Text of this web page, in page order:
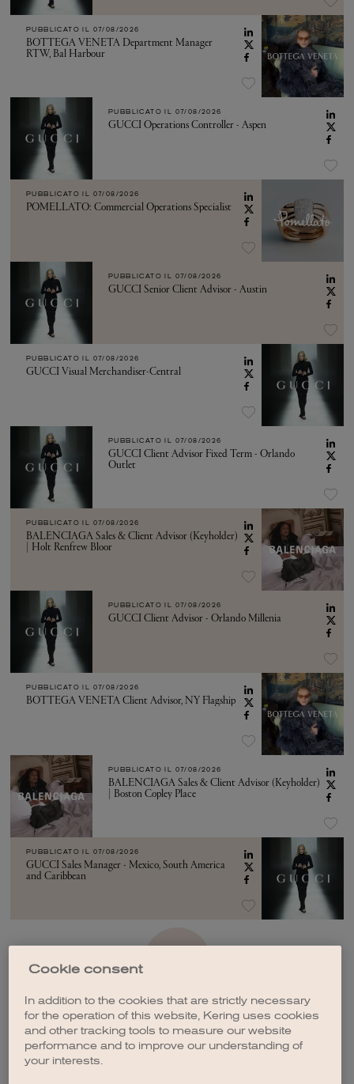
PUBBLICATO IL 07/08/2026
BOTTEGA VENETA Department Manager
RTW, Bal Harbour
PUBBLICATO IL 07/08/2026
GUCCI Operations Controller - Aspen
PUBBLICATO IL 07/08/2026
POMELLATO: Commercial Operations Specialist
PUBBLICATO IL 07/08/2026
GUCCI Senior Client Advisor - Austin
PUBBLICATO IL 07/08/2026
GUCCI Visual Merchandiser-Central
PUBBLICATO IL 07/08/2026
GUCCI Client Advisor Fixed Term - Orlando
Outlet
PUBBLICATO IL 07/08/2026
BALENCIAGA Sales & Client Advisor (Keyholder)
| Holt Renfrew Bloor
PUBBLICATO IL 07/08/2026
GUCCI Client Advisor - Orlando Millenia
PUBBLICATO IL 07/08/2026
BOTTEGA VENETA Client Advisor, NY Flagship
PUBBLICATO IL 07/08/2026
BALENCIAGA Sales & Client Advisor (Keyholder)
| Boston Copley Place
PUBBLICATO IL 07/08/2026
GUCCI Sales Manager - Mexico, South America
and Caribbean
Cookie consent
In addition to the cookies that are strictly necessary
for the operation of this website, Kering uses cookies
and other tracking tools to measure our website
performance and to improve our understanding of
your interests.